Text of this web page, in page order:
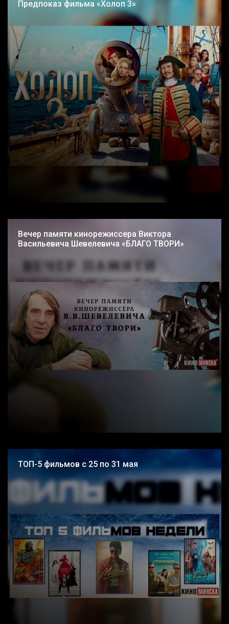
Предпоказ фильма «Холоп 3»
Вечер памяти кинорежиссера Виктора
Васильевича Шевелевича «БЛАГО ТВОРИ»
ТОП-5 фильмов с 25 по 31 мая